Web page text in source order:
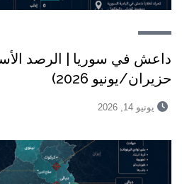
حزيران/يونيو 2026)
يونيو 14, 2026